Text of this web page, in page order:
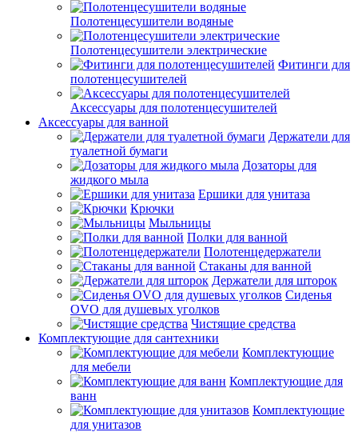
Полотенцесушители водяные
Полотенцесушители электрические
Фитинги для
полотенцесушителей
Аксессуары для полотенцесушителей
Аксессуары для ванной
Держатели для
туалетной бумаги
Дозаторы для
жидкого мыла
Ершики для унитаза
Крючки
Мыльницы
Полки для ванной
Полотенцедержатели
Стаканы для ванной
Держатели для шторок
Сиденья
OVO для душевых уголков
Чистящие средства
Комплектующие для сантехники
Комплектующие
для мебели
Комплектующие для
ванн
Комплектующие
для унитазов